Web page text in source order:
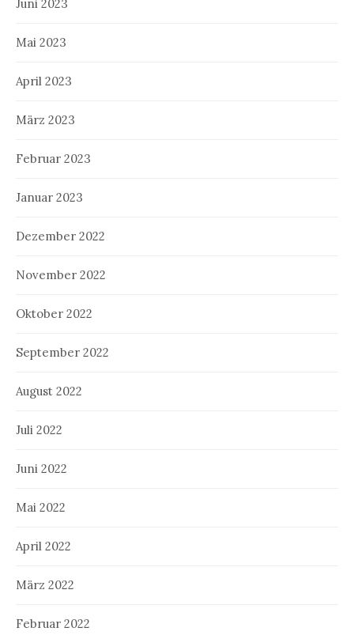
Juni 2023
Mai 2023
April 2023
März 2023
Februar 2023
Januar 2023
Dezember 2022
November 2022
Oktober 2022
September 2022
August 2022
Juli 2022
Juni 2022
Mai 2022
April 2022
März 2022
Februar 2022